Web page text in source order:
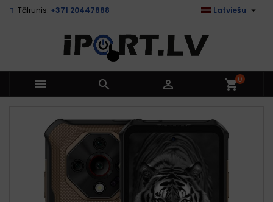
Tālrunis: +371 20447888 Latviešu 
   shopping_cart0